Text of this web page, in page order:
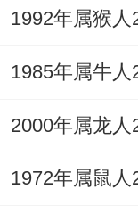
值高出15% -
员,说不定进步
北京师范大学